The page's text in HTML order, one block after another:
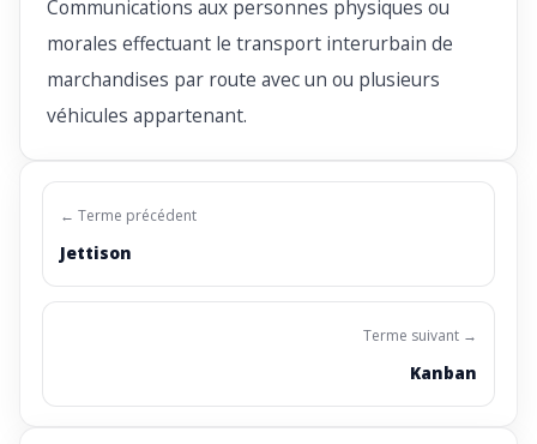
Communications aux personnes physiques ou
morales effectuant le transport interurbain de
marchandises par route avec un ou plusieurs
véhicules appartenant.
← Terme précédent
Jettison
Terme suivant →
Kanban